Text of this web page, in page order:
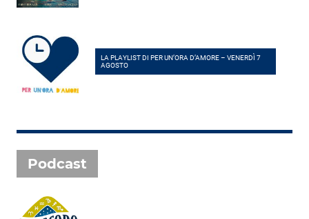
LA PLAYLIST DI PER UN’ORA D’AMORE – VENERDÌ 7
AGOSTO
Podcast